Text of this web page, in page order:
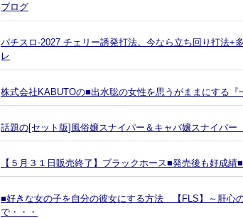
ブログ
パチスロ-2027 チェリー誘発打法。今なら立ち回り打法+
レ
株式会社KABUTOの■出水聡の女性を思うがままにする
話題の[セット版]風俗嬢スナイパー＆キャバ嬢スナイパ
【５月３１日販売終了】ブラックホース■発売後も好成
■好きな女の子を自分の彼女にする方法 【FLS】～肝心
で・・・